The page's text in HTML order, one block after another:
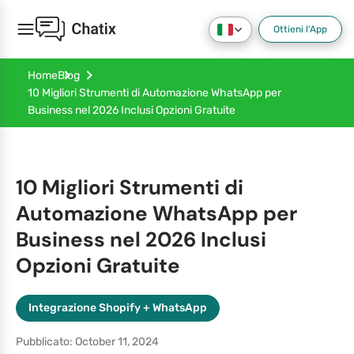
Ottieni l'App
HomeBlog
10 Migliori Strumenti di Automazione WhatsApp per
Business nel 2026 Inclusi Opzioni Gratuite
10 Migliori Strumenti di
Automazione WhatsApp per
Business nel 2026 Inclusi
Opzioni Gratuite
Integrazione Shopify + WhatsApp
Pubblicato: October 11, 2024